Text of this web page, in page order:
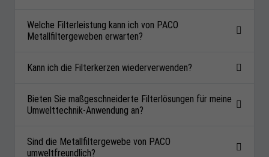
Welche Filterleistung kann ich von PACO
Metallfiltergeweben erwarten?
Kann ich die Filterkerzen wiederverwenden?
Bieten Sie maßgeschneiderte Filterlösungen für meine
Umwelttechnik-Anwendung an?
Sind die Metallfiltergewebe von PACO
umweltfreundlich?